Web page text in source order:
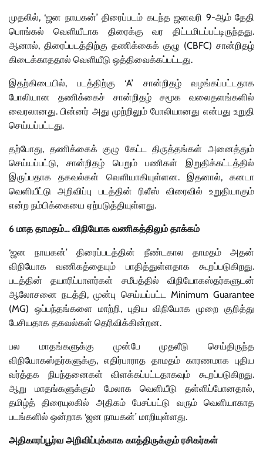
முதலில், ‘ஜன நாயகன்’ திரைப்படம் கடந்த ஜனவரி 9-ஆம் தேதி
பொங்கல் வெளியீடாக திரைக்கு வர திட்டமிடப்பட்டிருந்தது.
ஆனால், திரைப்படத்திற்கு தணிக்கைக் குழு (CBFC) சான்றிதழ்
கிடைக்காததால் வெளியீடு ஒத்திவைக்கப்பட்டது.
இதற்கிடையில், படத்திற்கு ‘A’ சான்றிதழ் வழங்கப்பட்டதாக
போலியான தணிக்கைச் சான்றிதழ் சமூக வலைதளங்களில்
வைரலானது. பின்னர் அது முற்றிலும் போலியானது என்பது உறுதி
செய்யப்பட்டது.
தற்போது, தணிக்கைக் குழு கேட்ட திருத்தங்கள் அனைத்தும்
செய்யப்பட்டு, சான்றிதழ் பெறும் பணிகள் இறுதிக்கட்டத்தில்
இருப்பதாக தகவல்கள் வெளியாகியுள்ளன. இதனால், கனடா
வெளியீட்டு அறிவிப்பு படத்தின் ரிலீஸ் விரைவில் உறுதியாகும்
என்ற நம்பிக்கையை ஏற்படுத்தியுள்ளது.
6 மாத தாமதம்… விநியோக வணிகத்திலும் தாக்கம்
‘ஜன நாயகன்’ திரைப்படத்தின் நீண்டகால தாமதம் அதன்
விநியோக வணிகத்தையும் பாதித்துள்ளதாக கூறப்படுகிறது.
படத்தின் தயாரிப்பாளர்கள் சமீபத்தில் விநியோகஸ்தர்களுடன்
ஆலோசனை நடத்தி, முன்பு செய்யப்பட்ட Minimum Guarantee
(MG) ஒப்பந்தங்களை மாற்றி, புதிய விநியோக முறை குறித்து
பேசியதாக தகவல்கள் தெரிவிக்கின்றன.
பல மாதங்களுக்கு முன்பே முதலீடு செய்திருந்த
விநியோகஸ்தர்களுக்கு, எதிர்பாராத தாமதம் காரணமாக புதிய
வர்த்தக நிபந்தனைகள் விளக்கப்பட்டதாகவும் கூறப்படுகிறது.
ஆறு மாதங்களுக்கும் மேலாக வெளியீடு தள்ளிப்போனதால்,
தமிழ்த் திரையுலகில் அதிகம் பேசப்பட்டு வரும் வெளியாகாத
படங்களில் ஒன்றாக ‘ஜன நாயகன்’ மாறியுள்ளது.
அதிகாரப்பூர்வ அறிவிப்புக்காக காத்திருக்கும் ரசிகர்கள்